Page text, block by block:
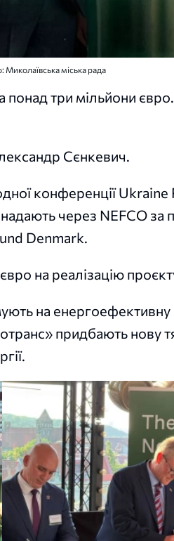
міська рада
понад три мільйони євро.
Сєнкевич.
конференції
через NEFCO за
Denmark.
на реалізацію
на енергоефективну
придбають нову